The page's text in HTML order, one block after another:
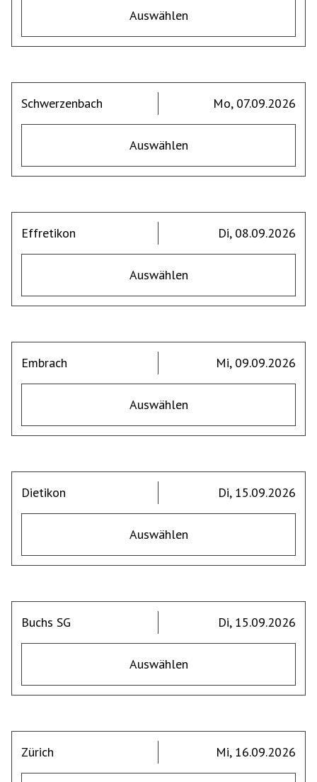
Auswählen
Schwerzenbach Mo, 07.09.2026
Auswählen
Effretikon Di, 08.09.2026
Auswählen
Embrach Mi, 09.09.2026
Auswählen
Dietikon Di, 15.09.2026
Auswählen
Buchs SG Di, 15.09.2026
Auswählen
Zürich Mi, 16.09.2026